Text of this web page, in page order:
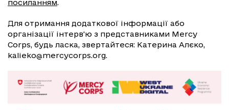
посиланням.
Для отримання додаткової інформації або
організації інтерв'ю з представниками Mercy
Corps, будь ласка, звертайтеся: Катерина Алєко,
kalieko@mercycorps.org.